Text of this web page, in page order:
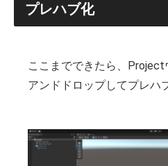
プレハブ化
ここまでできたら、Project
アンドドロップしてプレハ